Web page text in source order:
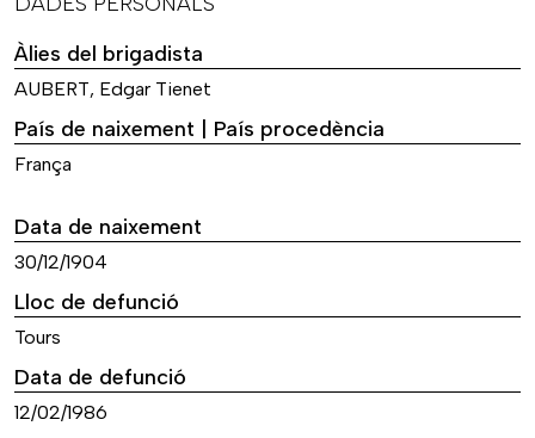
Àlies del brigadista
AUBERT, Edgar Tienet
País de naixement | País procedència
França
Data de naixement
30/12/1904
Lloc de defunció
Tours
Data de defunció
12/02/1986